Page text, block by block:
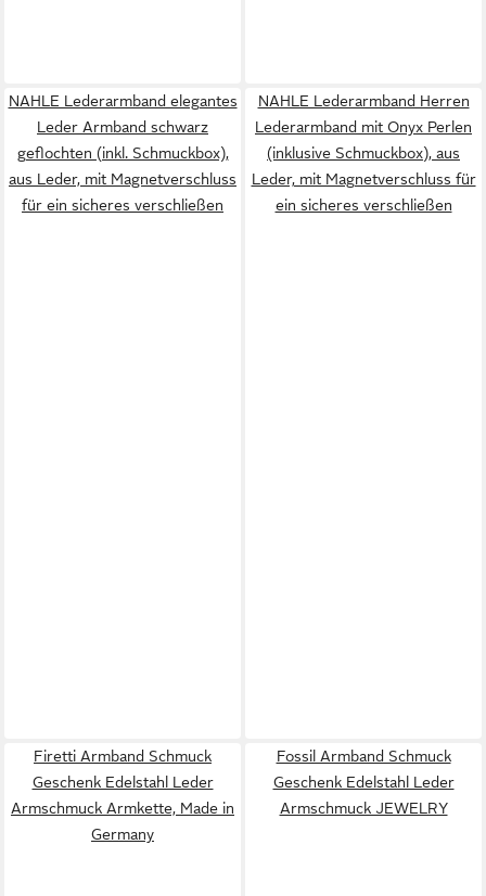
NAHLE Lederarmband elegantes
Leder Armband schwarz
geflochten (inkl. Schmuckbox),
aus Leder, mit Magnetverschluss
für ein sicheres verschließen
NAHLE Lederarmband Herren
Lederarmband mit Onyx Perlen
(inklusive Schmuckbox), aus
Leder, mit Magnetverschluss für
ein sicheres verschließen
Firetti Armband Schmuck
Geschenk Edelstahl Leder
Armschmuck Armkette, Made in
Germany
Fossil Armband Schmuck
Geschenk Edelstahl Leder
Armschmuck JEWELRY